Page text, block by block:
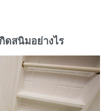
ดสนิมอย่างไร